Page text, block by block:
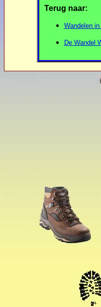
Terug naar:
Wandelen in
De Wandel